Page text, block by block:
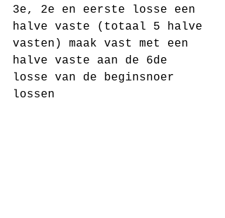
3e, 2e en eerste losse een
halve vaste (totaal 5 halve
vasten) maak vast met een
halve vaste aan de 6de
losse van de beginsnoer
lossen